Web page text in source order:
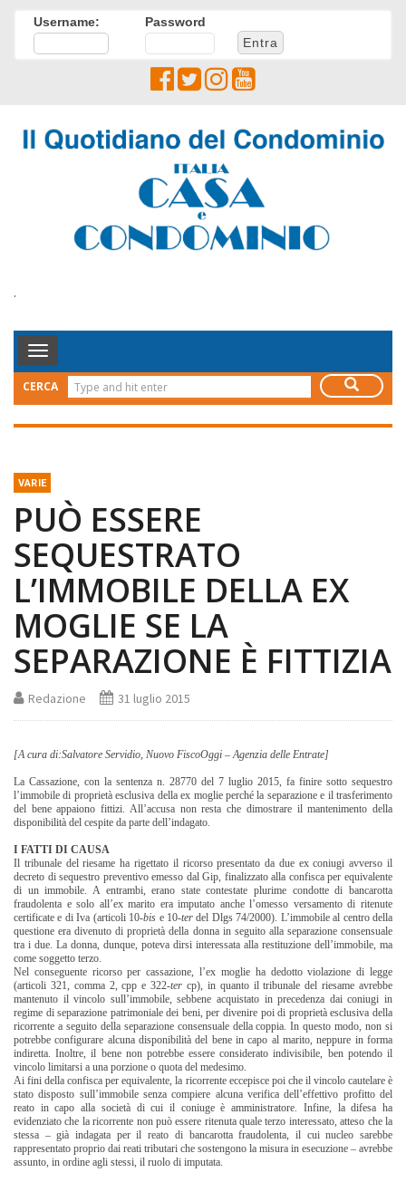
Username: Password
.
Toggle
Navigation
CERCA
VARIE
PUÒ ESSERE
SEQUESTRATO
L’IMMOBILE DELLA EX
MOGLIE SE LA
SEPARAZIONE È FITTIZIA
Redazione 31 luglio 2015
[A cura di:Salvatore Servidio, Nuovo FiscoOggi – Agenzia delle Entrate]
La Cassazione, con la sentenza n. 28770 del 7 luglio 2015, fa finire sotto sequestro
l’immobile di proprietà esclusiva della ex moglie perché la separazione e il trasferimento
del bene appaiono fittizi. All’accusa non resta che dimostrare il mantenimento della
disponibilità del cespite da parte dell’indagato.
I FATTI DI CAUSA
Il tribunale del riesame ha rigettato il ricorso presentato da due ex coniugi avverso il
decreto di sequestro preventivo emesso dal Gip, finalizzato alla confisca per equivalente
di un immobile. A entrambi, erano state contestate plurime condotte di bancarotta
fraudolenta e solo all’ex marito era imputato anche l’omesso versamento di ritenute
certificate e di Iva (articoli 10-bis e 10-ter del Dlgs 74/2000). L’immobile al centro della
questione era divenuto di proprietà della donna in seguito alla separazione consensuale
tra i due. La donna, dunque, poteva dirsi interessata alla restituzione dell’immobile, ma
come soggetto terzo.
Nel conseguente ricorso per cassazione, l’ex moglie ha dedotto violazione di legge
(articoli 321, comma 2, cpp e 322-ter cp), in quanto il tribunale del riesame avrebbe
mantenuto il vincolo sull’immobile, sebbene acquistato in precedenza dai coniugi in
regime di separazione patrimoniale dei beni, per divenire poi di proprietà esclusiva della
ricorrente a seguito della separazione consensuale della coppia. In questo modo, non si
potrebbe configurare alcuna disponibilità del bene in capo al marito, neppure in forma
indiretta. Inoltre, il bene non potrebbe essere considerato indivisibile, ben potendo il
vincolo limitarsi a una porzione o quota del medesimo.
Ai fini della confisca per equivalente, la ricorrente eccepisce poi che il vincolo cautelare è
stato disposto sull’immobile senza compiere alcuna verifica dell’effettivo profitto del
reato in capo alla società di cui il coniuge è amministratore. Infine, la difesa ha
evidenziato che la ricorrente non può essere ritenuta quale terzo interessato, atteso che la
stessa – già indagata per il reato di bancarotta fraudolenta, il cui nucleo sarebbe
rappresentato proprio dai reati tributari che sostengono la misura in esecuzione – avrebbe
assunto, in ordine agli stessi, il ruolo di imputata.